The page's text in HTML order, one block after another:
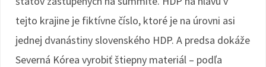
tejto krajine je fiktívne číslo, ktoré je na úrovni asi
jednej dvanástiny slovenského HDP. A predsa dokáže
Severná Kórea vyrobiť štiepny materiál – podľa